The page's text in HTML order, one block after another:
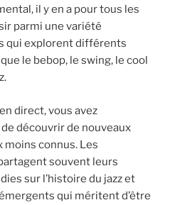
il y en a pour tous les
parmi une variété
qui explorent différents
le bebop, le swing, le cool
direct, vous avez
découvrir de nouveaux
connus. Les
souvent leurs
sur l’histoire du jazz et
qui méritent d’être